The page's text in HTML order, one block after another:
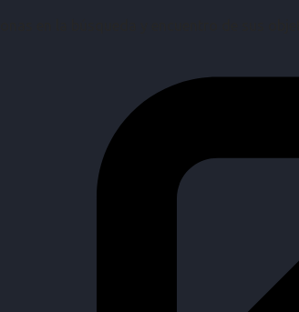
en la búsqueda y encuentro de sus